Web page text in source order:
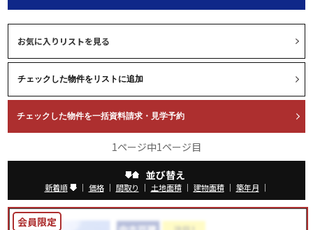
お気に入りリストを見る
1ページ中1ページ目
並び替え
新着順 ｜ 価格｜ 間取り ｜ 土地面積｜ 建物面積｜ 築年月 ｜